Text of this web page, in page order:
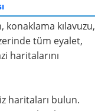
konaklama kılavuzu,
tüm eyalet,
haritalarını
haritaları bulun.